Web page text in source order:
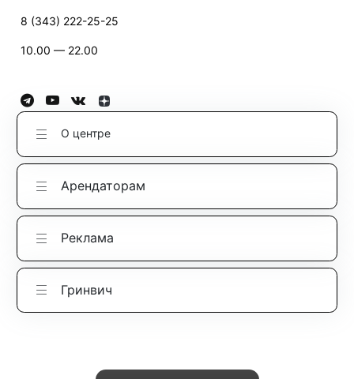
8 (343) 222-25-25
10.00 — 22.00
О центре
Арендаторам
Реклама
Гринвич